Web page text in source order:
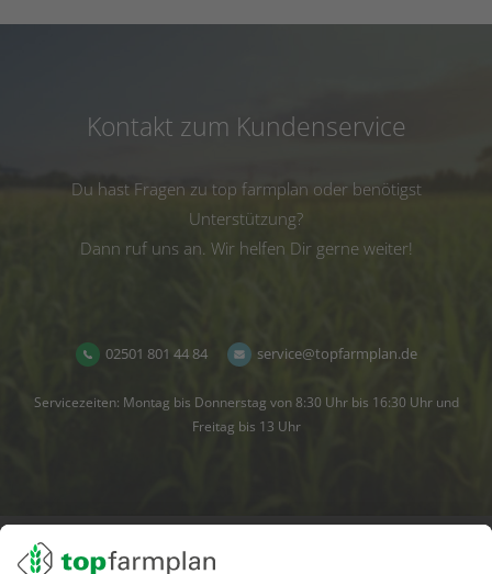
Kontakt zum Kundenservice
Du hast Fragen zu top farmplan oder benötigst
Unterstützung?
Dann ruf uns an. Wir helfen Dir gerne weiter!
02501 801 44 84 service@topfarmplan.de
Servicezeiten: Montag bis Donnerstag von 8:30 Uhr bis 16:30 Uhr und
Freitag bis 13 Uhr